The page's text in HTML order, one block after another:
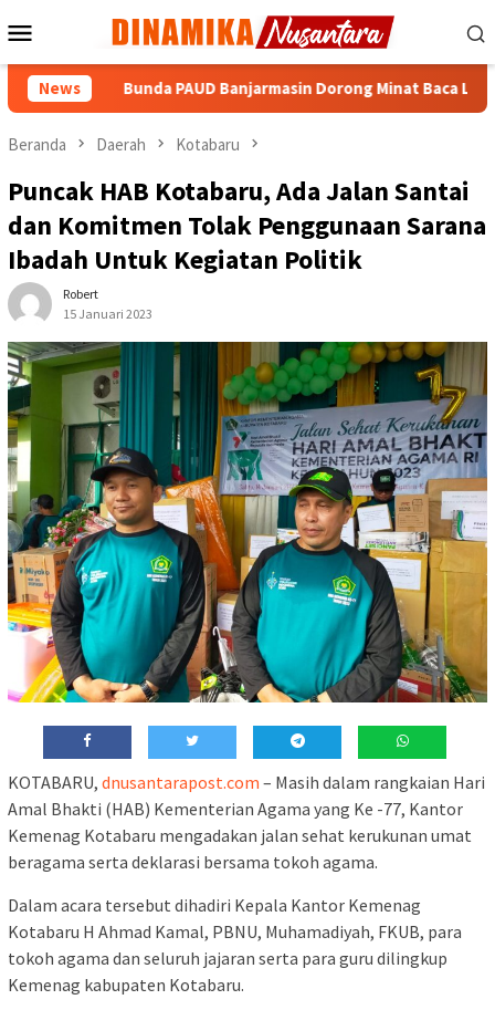
ke
Mobile
News
Bunda PAUD Banjarmasin Dorong Minat Baca Lewat
Beranda Daerah Kotabaru
Puncak HAB Kotabaru, Ada Jalan Santai
dan Komitmen Tolak Penggunaan Sarana
Ibadah Untuk Kegiatan Politik
Robert
15 Januari 2023
KOTABARU, dnusantarapost.com – Masih dalam rangkaian Hari
Amal Bhakti (HAB) Kementerian Agama yang Ke -77, Kantor
Kemenag Kotabaru mengadakan jalan sehat kerukunan umat
beragama serta deklarasi bersama tokoh agama.
Dalam acara tersebut dihadiri Kepala Kantor Kemenag
Kotabaru H Ahmad Kamal, PBNU, Muhamadiyah, FKUB, para
tokoh agama dan seluruh jajaran serta para guru dilingkup
Kemenag kabupaten Kotabaru.